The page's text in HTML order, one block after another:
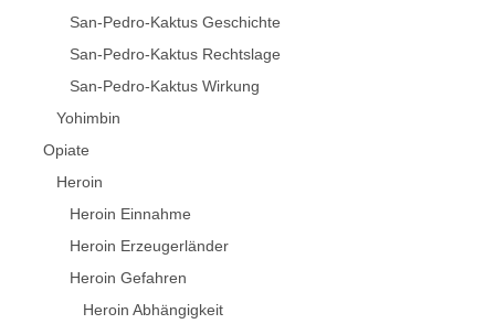
San-Pedro-Kaktus Geschichte
San-Pedro-Kaktus Rechtslage
San-Pedro-Kaktus Wirkung
Yohimbin
Opiate
Heroin
Heroin Einnahme
Heroin Erzeugerländer
Heroin Gefahren
Heroin Abhängigkeit